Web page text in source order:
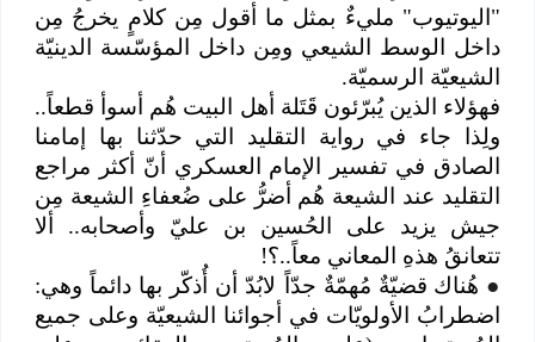
"اليوتيوب" مليءٌ بمثل ما أقول مِن كلامٍ يخرجُ مِن
داخل الوسط الشيعي ومِن داخل المؤسّسة الدينيّة
الشيعيّة الرسميّة.
فهؤلاء الذين يُبرّئون قَتَلة أهل البيت هُم أسوأ قطعاً..
ولِذا جاء في رواية التقليد التي حدّثنا بها إمامنا
الصادق في تفسير الإمام العسكري أنّ أكثر مراجع
التقليد عند الشيعة هُم أضرُّ على ضُعفاءِ الشيعة مِن
جيش يزيد على الحُسين بن عليّ وأصحابه.. ألا
تتعانقُ هذهِ المعاني معاً..؟!
●
هُناك قضيّةٌ مُهمّةٌ جدّاً لابُدّ أن أُذكّر بها دائماً وهي:
اضطرابُ الأولويّات في أجوائنا الشيعيّة وعلى جميع